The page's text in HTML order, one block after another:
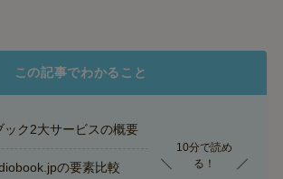
この記事でわかること
ック2大サービスの概要
の要素比較
10分で読め
る！